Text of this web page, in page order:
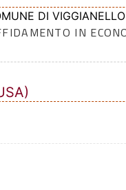
DI VIGGIANELLO
IN